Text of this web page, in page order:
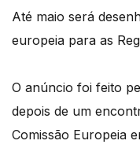
Até maio será
europeia para as
O anúncio foi feito
depois de um
Comissão Europeia